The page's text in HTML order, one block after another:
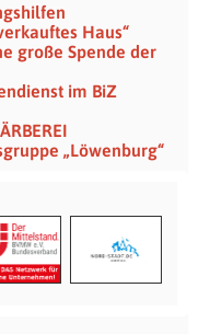
Haus“
große Spende der
im BiZ
„Löwenburg“